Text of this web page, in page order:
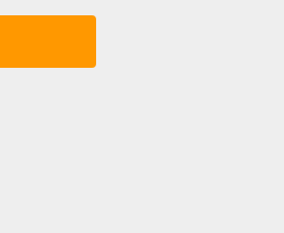
しむことがで
・